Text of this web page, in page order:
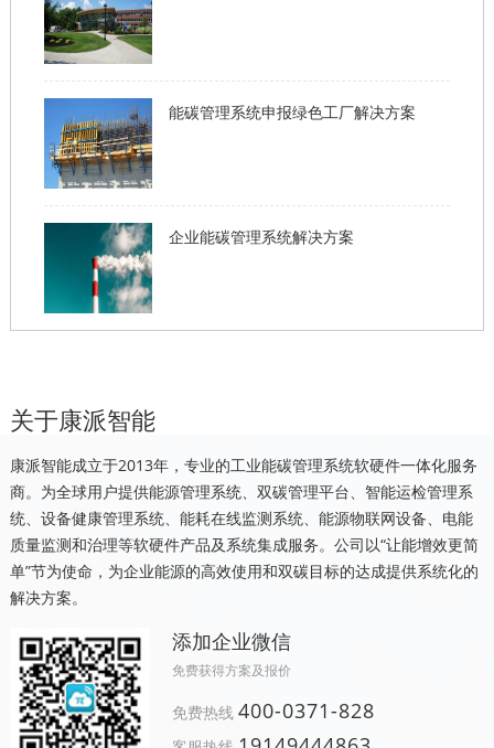
能碳管理系统申报绿色工厂解决方案
企业能碳管理系统解决方案
关于康派智能
康派智能成立于2013年，专业的工业能碳管理系统软硬件一体化服务
商。为全球用户提供能源管理系统、双碳管理平台、智能运检管理系
统、设备健康管理系统、能耗在线监测系统、能源物联网设备、电能
质量监测和治理等软硬件产品及系统集成服务。公司以“让能增效更简
单”节为使命，为企业能源的高效使用和双碳目标的达成提供系统化的
解决方案。
添加企业微信
免费获得方案及报价
免费热线 400-0371-828